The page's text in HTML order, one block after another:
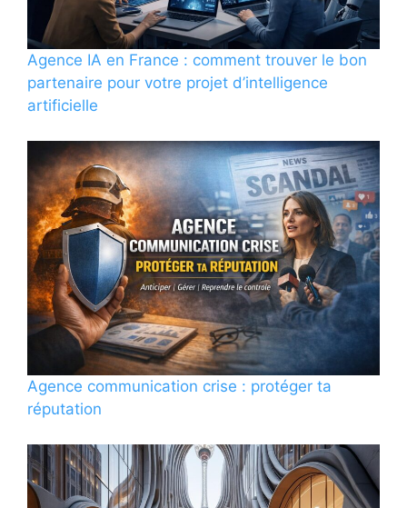
Agence IA en France : comment trouver le bon
partenaire pour votre projet d’intelligence
artificielle
Agence communication crise : protéger ta
réputation